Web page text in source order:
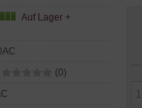
Auf Lager +
(0)